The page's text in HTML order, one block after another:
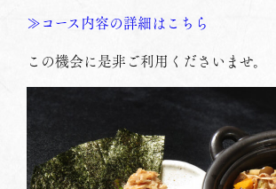
≫コース内容の詳細はこちら
この機会に是非ご利用くださいませ。